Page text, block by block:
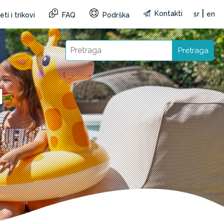
i trikovi FAQ Podrška Kontakti sr en
Pretraga